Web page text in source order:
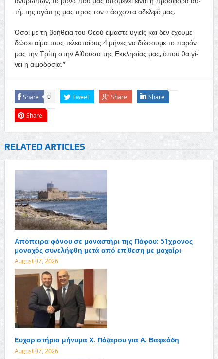
τή, της α­γά­πης μας προς τον πά­σχον­τα α­δελ­φό μας.
Όσοι με τη βο­ή­θει­α του Θε­ού εί­μα­στε υγιείς και δεν έ­χου­με
δώ­σει αί­μα τους τε­λευ­ταί­ους 4 μή­νες να δώ­σου­με το πα­ρόν
μας την Τρί­τη στην Αί­θου­σα της Εκ­κλη­σί­ας μας, ό­που θα γί­
νει η αι­μο­δο­σί­α.”
Share 0 Tweet Share Share
Share
RELATED ARTICLES
Απόπειρα φόνου σε μοναστήρι της Πάφου: 51χρονος
μοναχός συνελήφθη μετά από επίθεση με μαχαίρι
August 07, 2026
Ευχαριστήριο μήνυμα Χ. Πάζαρου για Α. Βαφεάδη
August 07, 2026